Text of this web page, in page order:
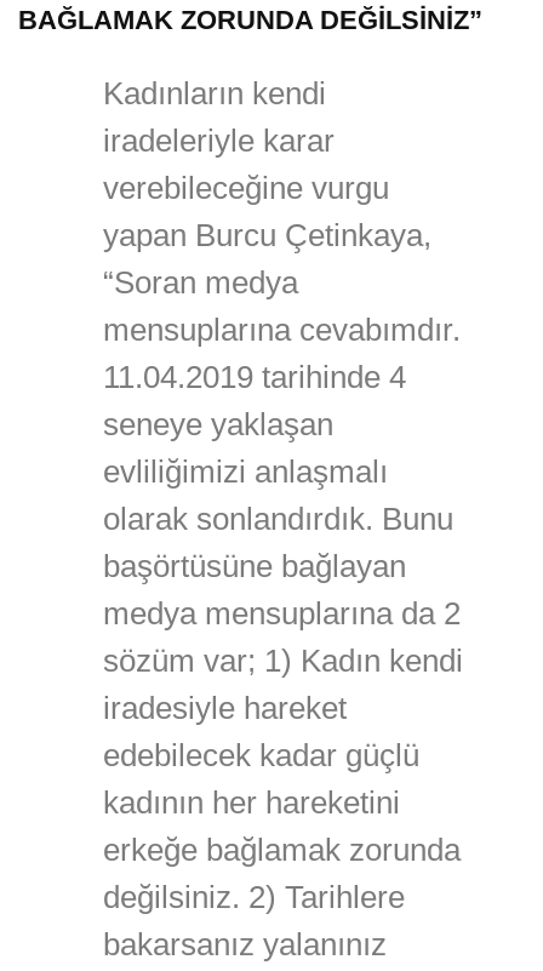
BAĞLAMAK ZORUNDA DEĞİLSİNİZ”
Kadınların kendi
iradeleriyle karar
verebileceğine vurgu
yapan Burcu Çetinkaya,
“Soran medya
mensuplarına cevabımdır.
11.04.2019 tarihinde 4
seneye yaklaşan
evliliğimizi anlaşmalı
olarak sonlandırdık. Bunu
başörtüsüne bağlayan
medya mensuplarına da 2
sözüm var; 1) Kadın kendi
iradesiyle hareket
edebilecek kadar güçlü
kadının her hareketini
erkeğe bağlamak zorunda
değilsiniz. 2) Tarihlere
bakarsanız yalanınız